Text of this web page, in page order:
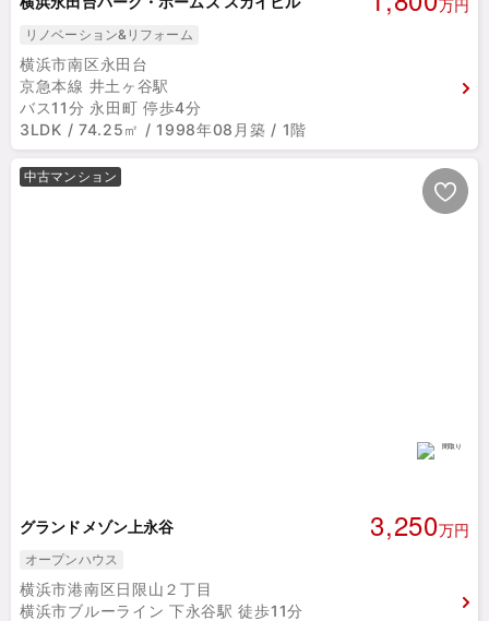
万円
リノベーション&リフォーム
横浜市南区永田台
京急本線 井土ヶ谷駅
バス11分 永田町 停歩4分
3LDK / 74.25㎡ / 1998年08月築 / 1階
中古マンション
グランドメゾン上永谷 3,250万円
オープンハウス
横浜市港南区日限山２丁目
横浜市ブルーライン 下永谷駅 徒歩11分